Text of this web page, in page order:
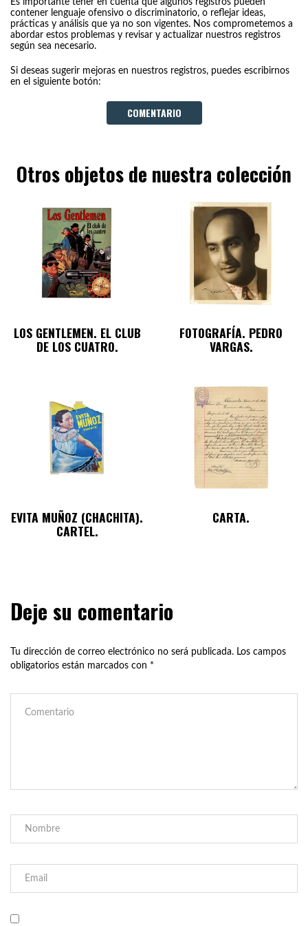
Es importante tener en cuenta que algunos registros pueden
contener lenguaje ofensivo o discriminatorio, o reflejar ideas,
prácticas y análisis que ya no son vigentes. Nos comprometemos a
abordar estos problemas y revisar y actualizar nuestros registros
según sea necesario.
Si deseas sugerir mejoras en nuestros registros, puedes escribirnos
en el siguiente botón:
COMENTARIO
Otros objetos de nuestra colección
LOS GENTLEMEN. EL CLUB
DE LOS CUATRO.
FOTOGRAFÍA. PEDRO
VARGAS.
EVITA MUÑOZ (CHACHITA).
CARTEL.
CARTA.
Deje su comentario
Tu dirección de correo electrónico no será publicada. Los campos
obligatorios están marcados con *